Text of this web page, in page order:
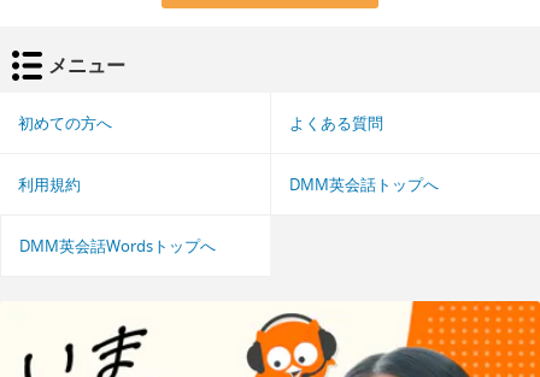
メニュー
初めての方へ よくある質問
利用規約 DMM英会話トップへ
DMM英会話Wordsトップへ